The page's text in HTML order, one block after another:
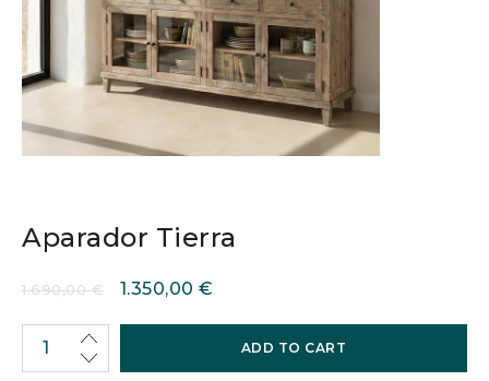
Aparador Tierra
1.690,00€ 1.350,00 €
ADD TO CART